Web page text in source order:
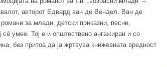
авторот Едвард ван де Вендел. Ван де
за млади, детски приказни, песни,
сѐ умее. Тој е и општествено ангажиран и со
без притоа да ја жртвува книжевната вредност